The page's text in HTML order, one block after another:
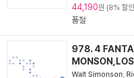
44,190원 (8% 할
품절
978. 4
Walt Simonson